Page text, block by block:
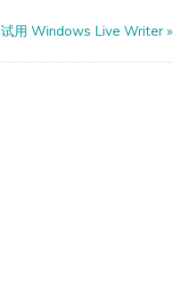
试用 Windows Live Writer »